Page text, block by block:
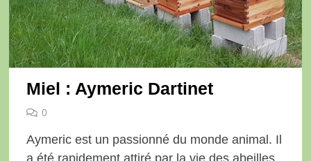
Miel : Aymeric Dartinet
0
Aymeric est un passionné du monde animal. Il